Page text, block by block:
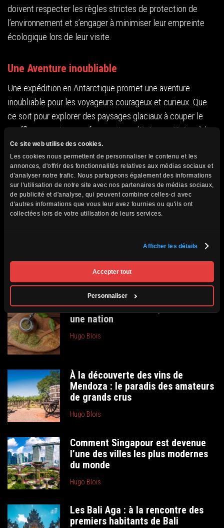
Ce site web utilise des cookies.
Les cookies nous permettent de personnaliser le contenu et les
annonces, d'offrir des fonctionnalités relatives aux médias sociaux et
d'analyser notre trafic. Nous partageons également des informations
sur l'utilisation de notre site avec nos partenaires de médias sociaux,
de publicité et d'analyse, qui peuvent combiner celles-ci avec
d'autres informations que vous leur avez fournies ou qu'ils ont
collectées lors de votre utilisation de leurs services.
Afficher les détails
Accepter tout
Personnaliser
doivent respecter les règles strictes de protection de
l’environnement et s’engager à minimiser leur empreinte
écologique lors de leur visite.
Une Aventure inoubliable
Une expédition en Antarctique promet une aventure
inoubliable pour les voyageurs courageux et curieux. Que
ce soit pour explorer des paysages glaciaux à couper le
souffle, rencontrer une faune extraordinaire, participer à la
recherche scientifique ou simplement vivre une expérience
unique, l’Antarctique offre des possibilités infinies pour
ceux qui osent s’aventurer dans ce monde à part. Une
visite en Antarctique est bien plus qu’un simple voyage –
c’est une expérience de toute une vie qui restera gravée
dans les mémoires pour toujours, surtout lorsque vous
https://www.passionmonde.com/circuits/passion-
Les incontournables à consulter
Le maté : la boisson qui unit toute
une nation
Hugo Blois
À la découverte des vins de
Mendoza : le paradis des amateurs
de grands crus
Hugo Blois
Comment Singapour est devenue
l’une des villes les plus modernes
du monde
Hugo Blois
Les Bali Aga : à la rencontre des
premiers habitants de Bali